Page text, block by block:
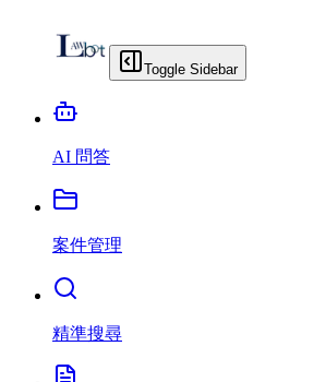
Toggle Sidebar
AI 問答
案件管理
精準搜尋